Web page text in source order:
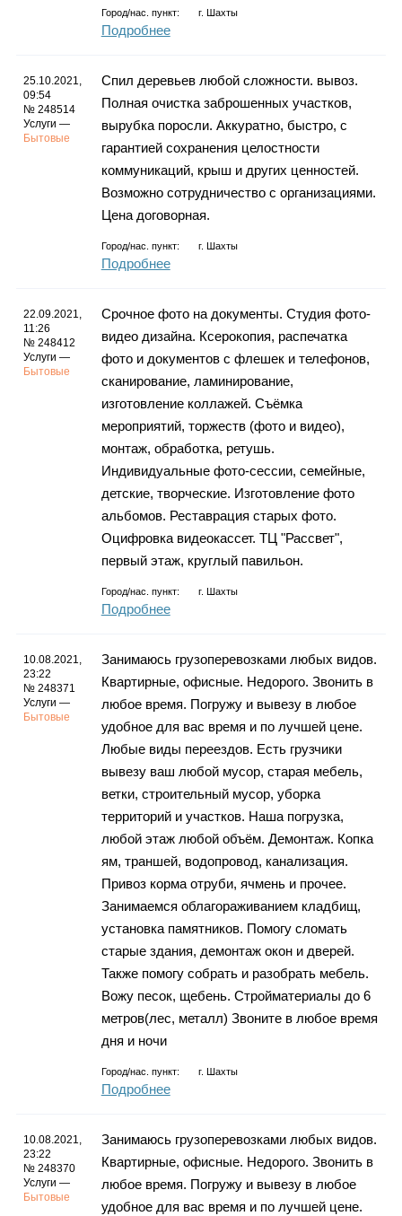
Город/нас. пункт: г. Шахты
Подробнее
25.10.2021,
09:54
№ 248514
Услуги —
Бытовые
Спил деревьев любой сложности. вывоз.
Полная очистка заброшенных участков,
вырубка поросли. Аккуратно, быстро, с
гарантией сохранения целостности
коммуникаций, крыш и других ценностей.
Возможно сотрудничество с организациями.
Цена договорная.
Город/нас. пункт: г. Шахты
Подробнее
22.09.2021,
11:26
№ 248412
Услуги —
Бытовые
Срочное фото на документы. Студия фото-
видео дизайна. Ксерокопия, распечатка
фото и документов с флешек и телефонов,
сканирование, ламинирование,
изготовление коллажей. Съёмка
мероприятий, торжеств (фото и видео),
монтаж, обработка, ретушь.
Индивидуальные фото-сессии, семейные,
детские, творческие. Изготовление фото
альбомов. Реставрация старых фото.
Оцифровка видеокассет. ТЦ "Рассвет",
первый этаж, круглый павильон.
Город/нас. пункт: г. Шахты
Подробнее
10.08.2021,
23:22
№ 248371
Услуги —
Бытовые
Занимаюсь грузоперевозками любых видов.
Квартирные, офисные. Недорого. Звонить в
любое время. Погружу и вывезу в любое
удобное для вас время и по лучшей цене.
Любые виды переездов. Есть грузчики
вывезу ваш любой мусор, старая мебель,
ветки, строительный мусор, уборка
территорий и участков. Наша погрузка,
любой этаж любой объём. Демонтаж. Копка
ям, траншей, водопровод, канализация.
Привоз корма отруби, ячмень и прочее.
Занимаемся облагораживанием кладбищ,
установка памятников. Помогу сломать
старые здания, демонтаж окон и дверей.
Также помогу собрать и разобрать мебель.
Вожу песок, щебень. Стройматериалы до 6
метров(лес, металл) Звоните в любое время
дня и ночи
Город/нас. пункт: г. Шахты
Подробнее
10.08.2021,
23:22
№ 248370
Услуги —
Бытовые
Занимаюсь грузоперевозками любых видов.
Квартирные, офисные. Недорого. Звонить в
любое время. Погружу и вывезу в любое
удобное для вас время и по лучшей цене.